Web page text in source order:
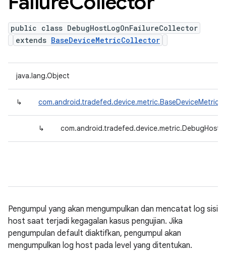
public class DebugHostLogOnFailureCollector
extends BaseDeviceMetricCollector
java.lang.Object
↳
↳
Pengumpul yang akan mengumpulkan dan mencatat log sisi
host saat terjadi kegagalan kasus pengujian. Jika
pengumpulan default diaktifkan, pengumpul akan
mengumpulkan log host pada level yang ditentukan.